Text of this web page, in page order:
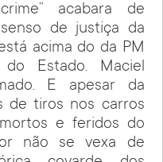
acabara de
de justiça da
acima do da PM
Estado. Maciel
E apesar da
de tiros nos carros
e feridos do
não se vexa de